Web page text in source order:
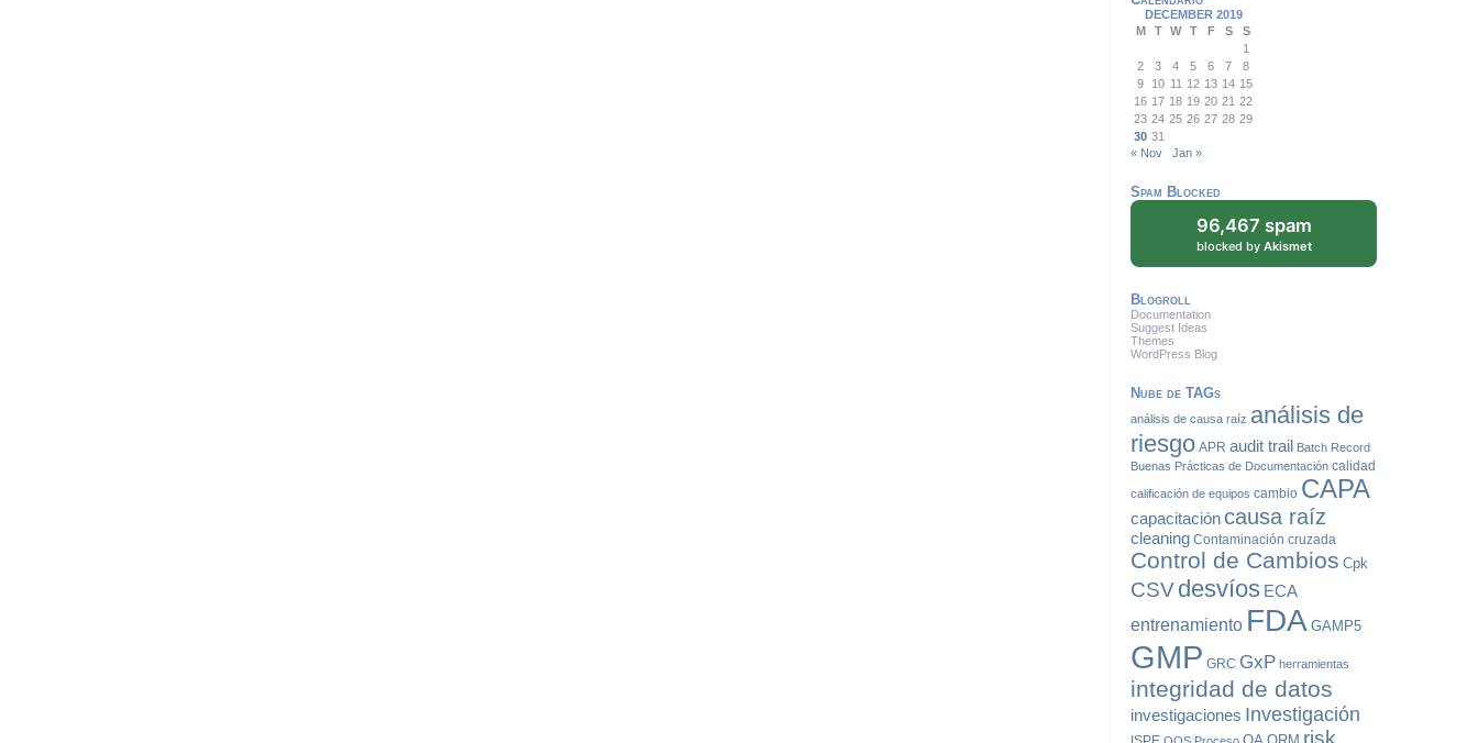
DECEMBER 2019
M
T W T F S
S
1
2
3 4 5 6 7
8
9
10 11 12 13 14 15
16 17 18 19 20 21 22
23 24 25 26 27 28 29
30 31
« Nov
Jan »
Spam Blocked
96,467 spam
blocked by Akismet
Blogroll
Documentation
Suggest Ideas
Themes
WordPress Blog
Nube de TAGs
análisis de causa raíz análisis de
riesgo APR audit trail Batch Record
Buenas Prácticas de Documentación calidad
calificación de equipos cambio CAPA
capacitacióncausa raíz
cleaning Contaminación cruzada
Control de Cambios Cpk
CSVdesvíos ECA
entrenamiento FDA GAMP5
GMP GRC GxP herramientas
integridad de datos
investigaciones Investigación
risk